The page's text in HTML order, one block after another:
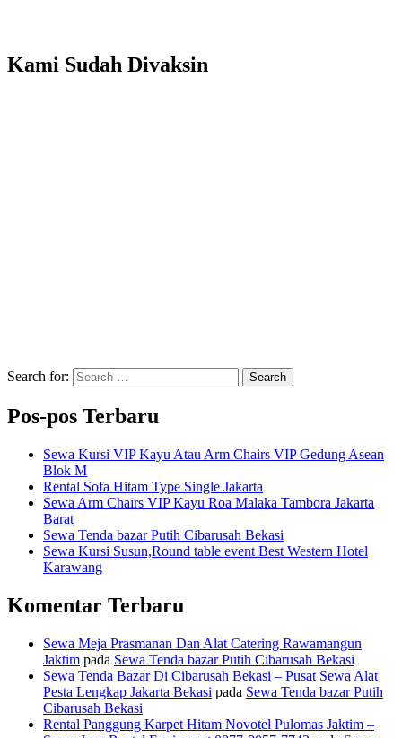
Kami Sudah Divaksin
Search for: Search
Pos-pos Terbaru
Sewa Kursi VIP Kayu Atau Arm Chairs VIP Gedung Asean
Blok M
Rental Sofa Hitam Type Single Jakarta
Sewa Arm Chairs VIP Kayu Roa Malaka Tambora Jakarta
Barat
Sewa Tenda bazar Putih Cibarusah Bekasi
Sewa Kursi Susun,Round table event Best Western Hotel
Karawang
Komentar Terbaru
Sewa Meja Prasmanan Dan Alat Catering Rawamangun
Jaktim pada Sewa Tenda bazar Putih Cibarusah Bekasi
Sewa Tenda Bazar Di Cibarusah Bekasi – Pusat Sewa Alat
Pesta Lengkap Jakarta Bekasi pada Sewa Tenda bazar Putih
Cibarusah Bekasi
Rental Panggung Karpet Hitam Novotel Pulomas Jaktim –